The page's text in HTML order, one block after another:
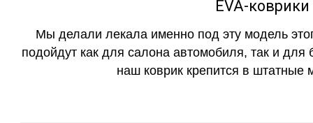
EVA-
Мы делали лекала именно под эту модель
подойдут как для салона автомобиля, так и для
наш коврик крепится в штатные